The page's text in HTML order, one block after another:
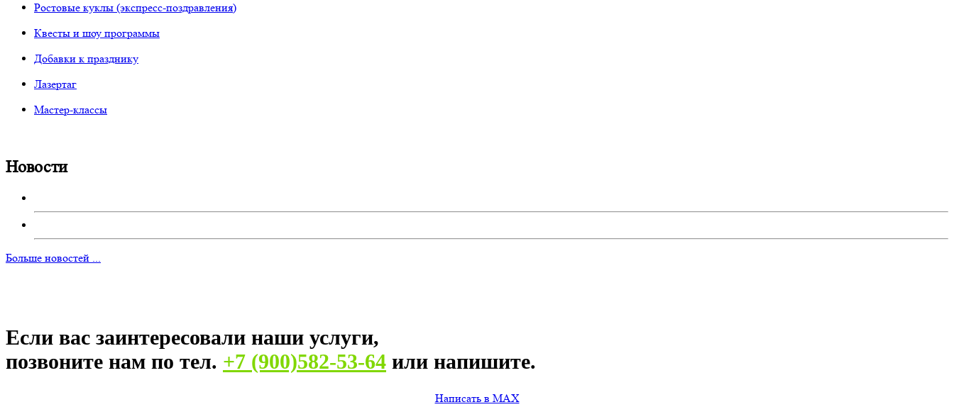
Ростовые куклы (экспресс-поздравления)
Квесты и шоу программы
Добавки к празднику
Лазертаг
Мастер-классы
Новости
Больше новостей ...
Если вас заинтересовали наши услуги,
позвоните нам по тел. +7 (900)582-53-64 или напишите.
Написать в MAX